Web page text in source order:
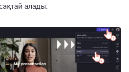
алады.